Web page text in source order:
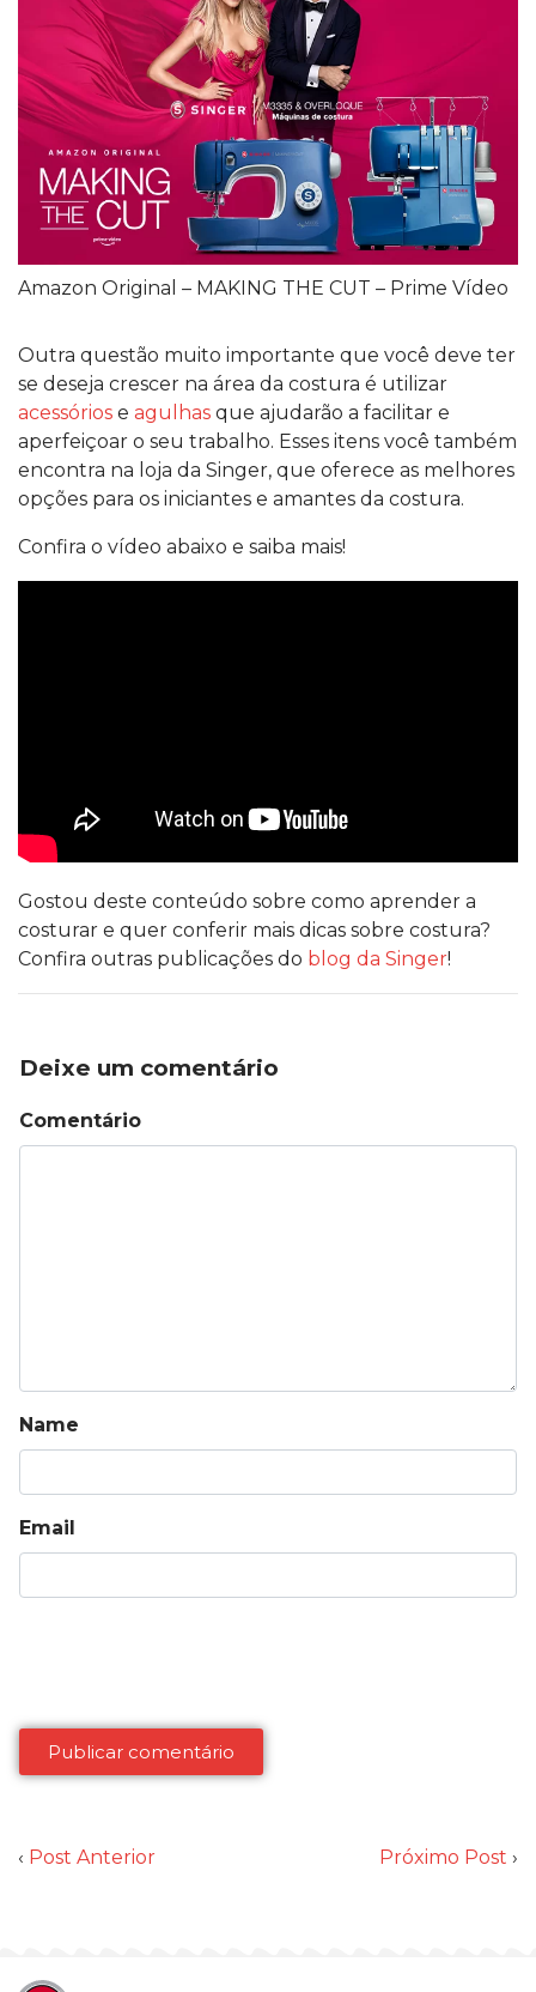
Amazon Original – MAKING THE CUT – Prime Vídeo
Outra questão muito importante que você deve ter
se deseja crescer na área da costura é utilizar
acessórios e agulhas que ajudarão a facilitar e
aperfeiçoar o seu trabalho. Esses itens você também
encontra na loja da Singer, que oferece as melhores
opções para os iniciantes e amantes da costura.
Confira o vídeo abaixo e saiba mais!
Gostou deste conteúdo sobre como aprender a
costurar e quer conferir mais dicas sobre costura?
Confira outras publicações do blog da Singer!
Deixe um comentário
Comentário
Name
Email
‹ Post Anterior Próximo Post ›